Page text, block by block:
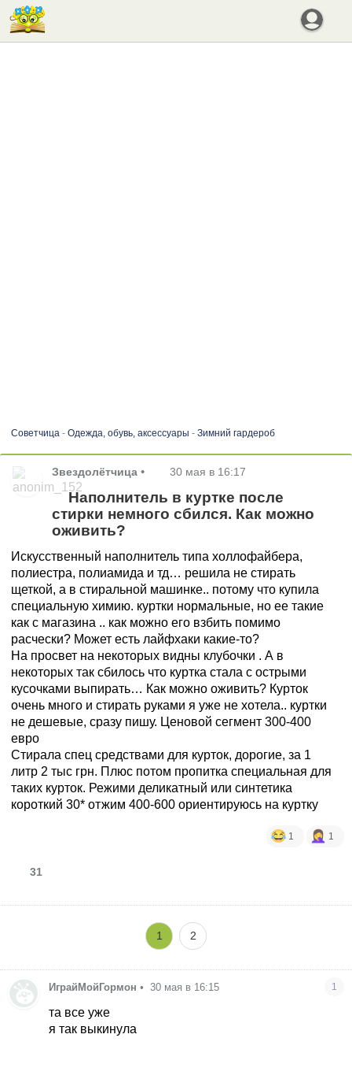
Советчица- Одежда, обувь, аксессуары - Зимний гардероб
Звездолётчица • 30 мая в 16:17
Наполнитель в куртке после
стирки немного сбился. Как можно
оживить?
Искусственный наполнитель типа холлофайбера,
полиестра, полиамида и тд… решила не стирать
щеткой, а в стиральной машинке.. потому что купила
специальную химию. куртки нормальные, но ее такие
как с магазина .. как можно его взбить помимо
расчески? Может есть лайфхаки какие-то?
На просвет на некоторых видны клубочки . А в
некоторых так сбилось что куртка стала с острыми
кусочками выпирать… Как можно оживить? Курток
очень много и стирать руками я уже не хотела.. куртки
не дешевые, сразу пишу. Ценовой сегмент 300-400
евро
Стирала спец средствами для курток, дорогие, за 1
литр 2 тыс грн. Плюс потом пропитка специальная для
таких курток. Режими деликатный или синтетика
короткий 30* отжим 400-600 ориентируюсь на куртку
1 1
31
1 2
ИграйМойГормон • 30 мая в 16:15 1
та все уже
я так выкинула